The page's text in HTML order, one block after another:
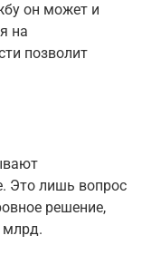
он может и
на
позволит
Это лишь вопрос
решение,
млрд.